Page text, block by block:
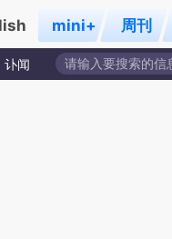
mini+ 周刊
讣闻